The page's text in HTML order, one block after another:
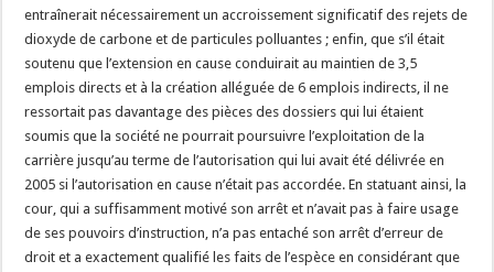
entraînerait nécessairement un accroissement significatif des rejets de
dioxyde de carbone et de particules polluantes ; enfin, que s’il était
soutenu que l’extension en cause conduirait au maintien de 3,5
emplois directs et à la création alléguée de 6 emplois indirects, il ne
ressortait pas davantage des pièces des dossiers qui lui étaient
soumis que la société ne pourrait poursuivre l’exploitation de la
carrière jusqu’au terme de l’autorisation qui lui avait été délivrée en
2005 si l’autorisation en cause n’était pas accordée. En statuant ainsi, la
cour, qui a suffisamment motivé son arrêt et n’avait pas à faire usage
de ses pouvoirs d’instruction, n’a pas entaché son arrêt d’erreur de
droit et a exactement qualifié les faits de l’espèce en considérant que